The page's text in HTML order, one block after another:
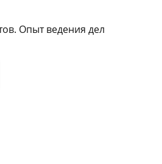
Опыт ведения дел